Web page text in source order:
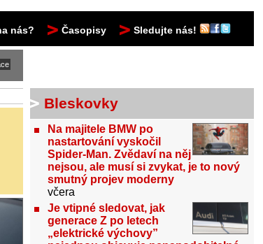
nás? Časopisy Sledujte nás!
Bleskovky
Na majitele BMW po
nastartování vyskočil
Spider-Man. Zvědaví na něj
nejsou, ale musí si zvykat, je to nový
smutný projev moderny
včera
Je vtipné sledovat, jak
generace Z po letech
„elektrické výchovy”